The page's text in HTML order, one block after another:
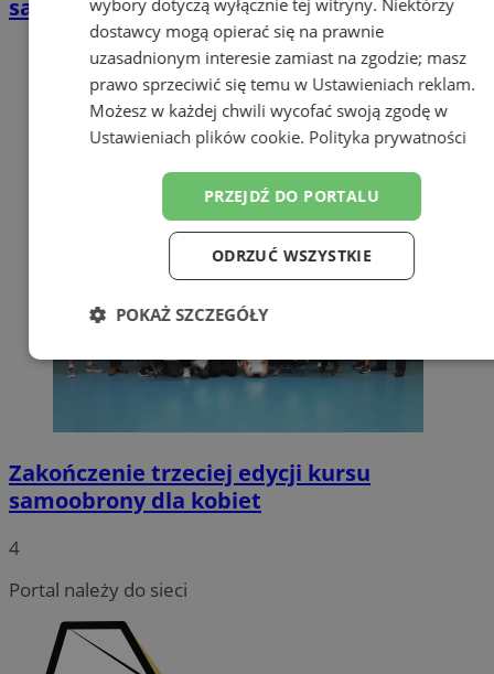
samoobrony dla kobiet!
Zakończenie trzeciej edycji kursu
samoobrony dla kobiet
4
Portal należy do sieci
dostawcy mogą opierać się na prawnie
uzasadnionym interesie zamiast na zgodzie; masz
prawo sprzeciwić się temu w Ustawieniach reklam.
Możesz w każdej chwili wycofać swoją zgodę w
Ustawieniach plików cookie. Polityka prywatności
PRZEJDŹ DO PORTALU
ODRZUĆ WSZYSTKIE
POKAŻ SZCZEGÓŁY
Niezbędne Wydajność Targetowanie